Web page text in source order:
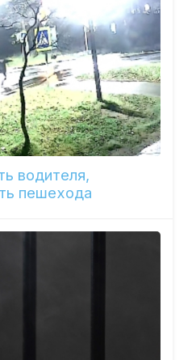
водителя,
пешехода